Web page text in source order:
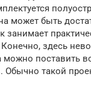
может быть
занимает
здесь
можно поставить
Обычно такой